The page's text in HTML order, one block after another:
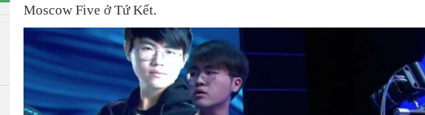
Moscow Five ở Tứ Kết.